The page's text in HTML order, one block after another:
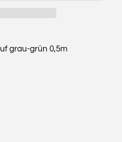
grau-grün 0,5m